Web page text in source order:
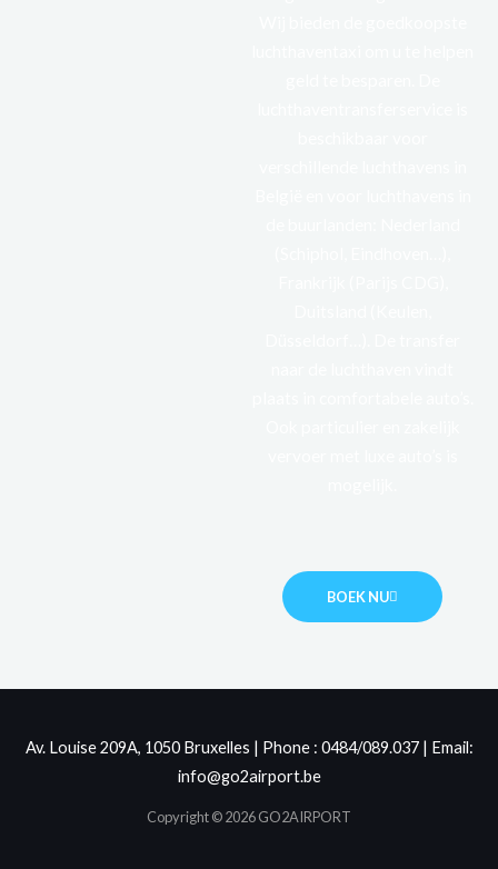
BOEK NU
Av. Louise 209A, 1050 Bruxelles | Phone : 0484/089.037 | Email:
info@go2airport.be
Copyright © 2026 GO2AIRPORT